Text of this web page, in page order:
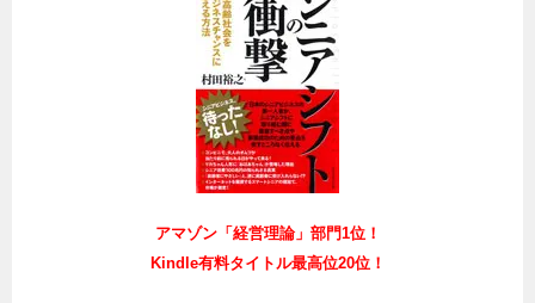
アマゾン「経営理論」部門1位！
Kindle有料タイトル最高位20位！